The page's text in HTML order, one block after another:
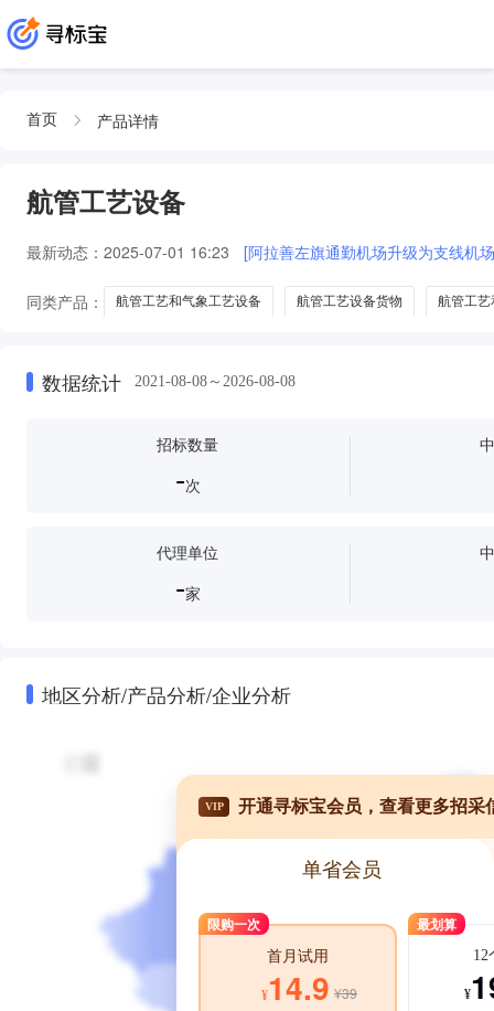
首页 产品详情
航管工艺设备
最新动态： 2025-07-01 16:23 [阿拉善左旗通勤机场升级为支线机
同类产品： 航管工艺和气象工艺设备 航管工艺设备货物 航管工艺
数据统计 2021-08-08～2026-08-08
招标数量
-次
代理单位
-家
地区分析/产品分析/企业分析
VIP 开通寻标宝会员，查看更多招采
单省会员
限购一次
首月试用
¥14.9 ¥39
最划算
12
¥